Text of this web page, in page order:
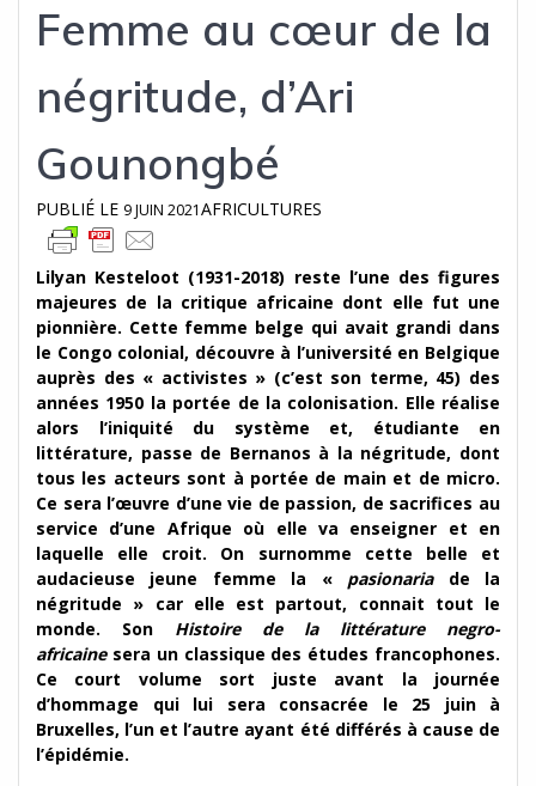
Femme au cœur de la
négritude, d’Ari
Gounongbé
PUBLIÉ LE 9 JUIN 2021AFRICULTURES
Lilyan Kesteloot (1931-2018) reste l’une des figures
majeures de la critique africaine dont elle fut une
pionnière. Cette femme belge qui avait grandi dans
le Congo colonial, découvre à l’université en Belgique
auprès des « activistes » (c’est son terme, 45) des
années 1950 la portée de la colonisation. Elle réalise
alors l’iniquité du système et, étudiante en
littérature, passe de Bernanos à la négritude, dont
tous les acteurs sont à portée de main et de micro.
Ce sera l’œuvre d’une vie de passion, de sacrifices au
service d’une Afrique où elle va enseigner et en
laquelle elle croit. On surnomme cette belle et
audacieuse jeune femme la « pasionariade la
négritude » car elle est partout, connait tout le
monde. Son Histoire de la littérature negro-
africaine sera un classique des études francophones.
Ce court volume sort juste avant la journée
d’hommage qui lui sera consacrée le 25 juin à
Bruxelles, l’un et l’autre ayant été différés à cause de
l’épidémie.